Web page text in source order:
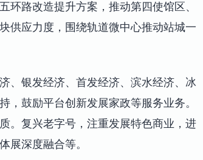
环路改造提升方案，推动第四使馆区、
供应力度，围绕轨道微中心推动站城一
、银发经济、首发经济、滨水经济、冰
，鼓励平台创新发展家政等服务业务。
。复兴老字号，注重发展特色商业，进
展深度融合等。